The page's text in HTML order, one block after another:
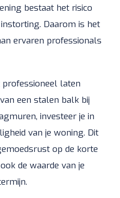
bestaat het risico
Daarom is het
ervaren professionals
laten
een stalen balk bij
investeer je in
van je woning. Dit
op de korte
de waarde van je